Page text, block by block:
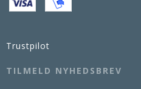
Trustpilot
TILMELD NYHEDSBREV